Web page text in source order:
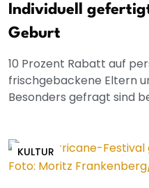
Individuell
Geburt
10 Prozent Rabatt auf
frischgebackene Eltern
Besonders gefragt sind
KULTUR